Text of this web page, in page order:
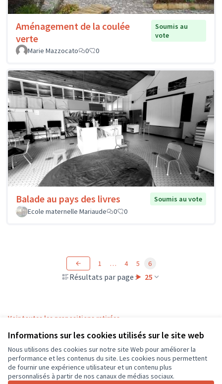
Informations sur les cookies utilisés sur le site web
Nous utilisons des cookies sur notre site Web pour améliorer la
performance et les contenus du site. Les cookies nous permettent
de fournir une expérience utilisateur et un contenu plus
personnalisés à partir de nos canaux de médias sociaux.
Aménagement de la coulée
verte
Soumis au
vote
Marie Mazzocato
0 0
Balade au pays des livres
Soumis au vote
Ecole maternelle Mariaude
0 0
Résultats par page : 25
1 … 4 5 6
Voir toutes les propositions retirées
Conditions d'utilisation
Paramètres des cookies
CD37 sur XCD37 sur Facebook
CD37 sur Instagram
CD37 sur YouTube